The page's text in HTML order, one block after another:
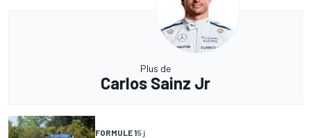
Plus de
Carlos Sainz Jr
FORMULE 15 j